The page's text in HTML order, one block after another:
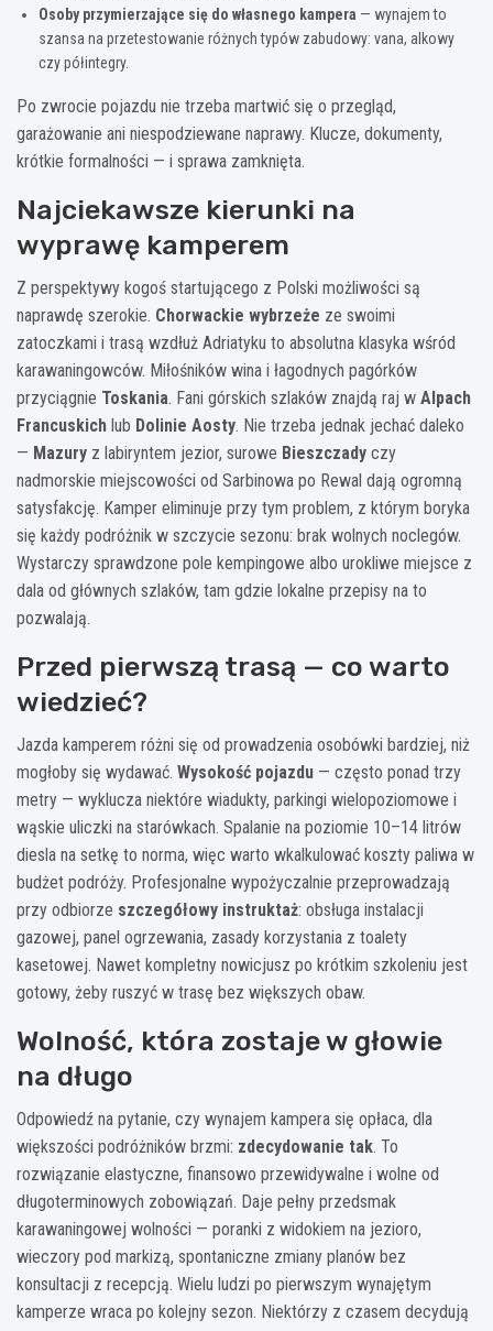
Osoby przymierzające się do własnego kampera — wynajem to
szansa na przetestowanie różnych typów zabudowy: vana, alkowy
czy półintegry.
Po zwrocie pojazdu nie trzeba martwić się o przegląd,
garażowanie ani niespodziewane naprawy. Klucze, dokumenty,
krótkie formalności — i sprawa zamknięta.
Najciekawsze kierunki na
wyprawę kamperem
Z perspektywy kogoś startującego z Polski możliwości są
naprawdę szerokie. Chorwackie wybrzeże ze swoimi
zatoczkami i trasą wzdłuż Adriatyku to absolutna klasyka wśród
karawaningowców. Miłośników wina i łagodnych pagórków
przyciągnie Toskania. Fani górskich szlaków znajdą raj w Alpach
Francuskich lub Dolinie Aosty. Nie trzeba jednak jechać daleko
— Mazury z labiryntem jezior, surowe Bieszczady czy
nadmorskie miejscowości od Sarbinowa po Rewal dają ogromną
satysfakcję. Kamper eliminuje przy tym problem, z którym boryka
się każdy podróżnik w szczycie sezonu: brak wolnych noclegów.
Wystarczy sprawdzone pole kempingowe albo urokliwe miejsce z
dala od głównych szlaków, tam gdzie lokalne przepisy na to
pozwalają.
Przed pierwszą trasą — co warto
wiedzieć?
Jazda kamperem różni się od prowadzenia osobówki bardziej, niż
mogłoby się wydawać. Wysokość pojazdu — często ponad trzy
metry — wyklucza niektóre wiadukty, parkingi wielopoziomowe i
wąskie uliczki na starówkach. Spalanie na poziomie 10–14 litrów
diesla na setkę to norma, więc warto wkalkulować koszty paliwa w
budżet podróży. Profesjonalne wypożyczalnie przeprowadzają
przy odbiorze szczegółowy instruktaż: obsługa instalacji
gazowej, panel ogrzewania, zasady korzystania z toalety
kasetowej. Nawet kompletny nowicjusz po krótkim szkoleniu jest
gotowy, żeby ruszyć w trasę bez większych obaw.
Wolność, która zostaje w głowie
na długo
Odpowiedź na pytanie, czy wynajem kampera się opłaca, dla
większości podróżników brzmi: zdecydowanie tak. To
rozwiązanie elastyczne, finansowo przewidywalne i wolne od
długoterminowych zobowiązań. Daje pełny przedsmak
karawaningowej wolności — poranki z widokiem na jezioro,
wieczory pod markizą, spontaniczne zmiany planów bez
konsultacji z recepcją. Wielu ludzi po pierwszym wynajętym
kamperze wraca po kolejny sezon. Niektórzy z czasem decydują